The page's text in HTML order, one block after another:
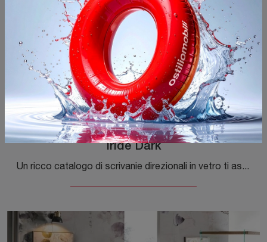
Iride Dark
Un ricco catalogo di scrivanie direzionali in vetro ti aspetta! Il modello Iride Dark di Bizzotto ti aspetta!